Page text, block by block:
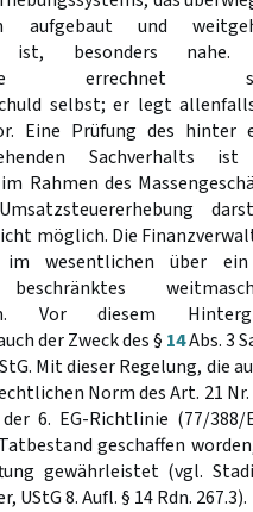
aufgebaut und
ist, besonders nahe.
errechnet
selbst; er legt
Eine Prüfung des hinter
Sachverhalts
Rahmen des
möglich. Die
wesentlichen über
Vor diesem
der Zweck des § 14Abs. 3
Mit dieser Regelung, die
Norm des Art. 21
6. EG-Richtlinie (77/388/
geschaffen
gewährleistet (vgl.
UStG 8. Aufl. § 14 Rdn. 267.3).